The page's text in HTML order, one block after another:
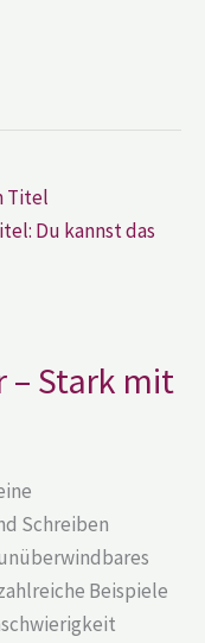
– Stark mit
Schreiben
Beispiele